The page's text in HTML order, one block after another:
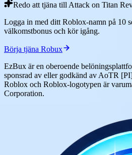
Redo att tjäna till Attack on Titan
Logga in med ditt Roblox-namn på 10
välkomstbonus och kör igång.
Börja tjäna Robux
EzBux är en oberoende
sponsrad av eller godkänd av AoTR
Roblox och Roblox-logotypen är
Corporation.